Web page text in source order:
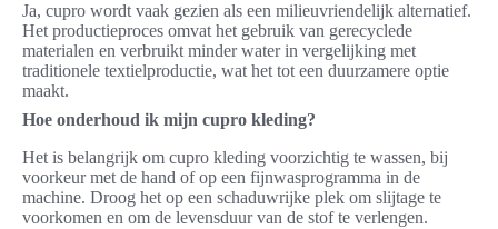
Ja, cupro wordt vaak gezien als een milieuvriendelijk alternatief.
Het productieproces omvat het gebruik van gerecyclede
materialen en verbruikt minder water in vergelijking met
traditionele textielproductie, wat het tot een duurzamere optie
maakt.
Hoe onderhoud ik mijn cupro kleding?
Het is belangrijk om cupro kleding voorzichtig te wassen, bij
voorkeur met de hand of op een fijnwasprogramma in de
machine. Droog het op een schaduwrijke plek om slijtage te
voorkomen en om de levensduur van de stof te verlengen.